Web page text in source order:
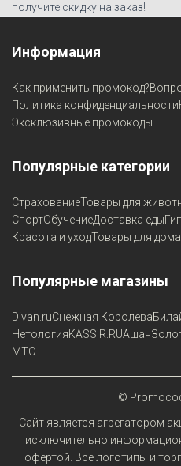
получите скидку на заказ!
Информация
Как применить промокод?
Политика конфиденциальности
Эксклюзивные промокоды
Популярные категории
СтрахованиеТовары для
СпортОбучениеДоставка еды
Красота и уходТовары для дома
Популярные магазины
Divan.ruСнежная Королева
НетологияKASSIR.RUАшан
МТС
©
Сайт является агрегатором
исключительно
офертой. Все логотипы и